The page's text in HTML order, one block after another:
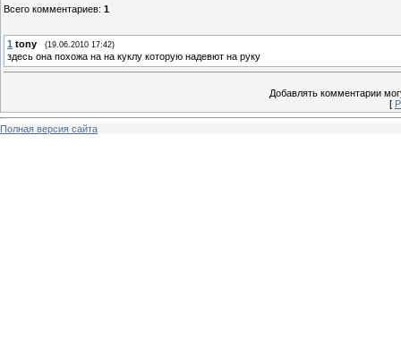
Всего комментариев: 1
1 tony (19.06.2010 17:42)
здесь она похожа на на куклу которую надевют на руку
Добавлять комментарии
[
Полная версия сайта